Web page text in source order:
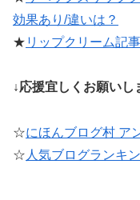
効果あり/違いは？
★ リップクリーム記
↓応援宜しくお願いし
☆にほんブログ村 ア
☆ 人気ブログランキ